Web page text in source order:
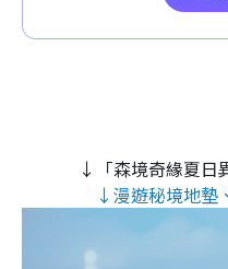
↓「森境奇緣夏日
↓漫遊秘境地墊